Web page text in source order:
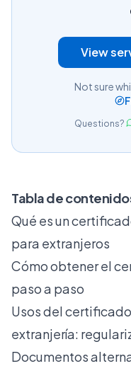
View
Not sure
Questions?
Tabla de
Qué es un
para extranjeros
Cómo obtener el
paso a paso
Usos del
extranjería:
Documentos